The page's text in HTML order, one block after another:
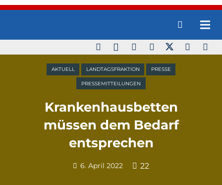
AKTUELL LANDTAGSFRAKTION PRESSE
PRESSEMITTEILUNGEN
Krankenhausbetten
müssen dem Bedarf
entsprechen
6. April 2022 22